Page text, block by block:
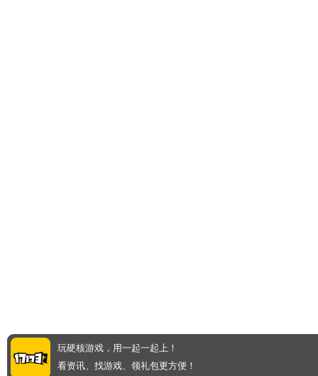
玩硬核游戏，用一起一起上！
看资讯、找游戏、领礼包更方便！